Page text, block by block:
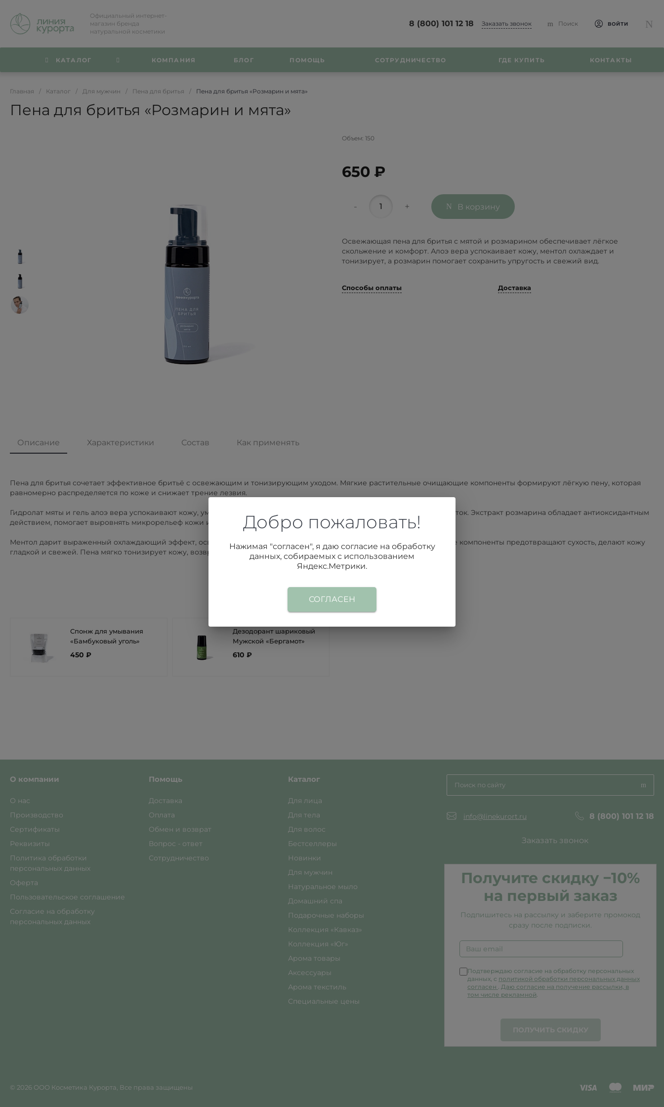
Официальный интернет-
магазин бренда
натуральной косметики
8 (800) 101 12 18 Заказать звонок Поиск ВОЙТИ
КАТАЛОГ КОМПАНИЯ БЛОГ ПОМОЩЬ СОТРУДНИЧЕСТВО ГДЕ КУПИТЬ КОНТАКТЫ
Главная / Каталог / Для мужчин / Пена для бритья / Пена для бритья «Розмарин и мята»
Пена для бритья «Розмарин и мята»
Объем: 150
650 ₽
- + В корзину
Освежающая пена для бритья с мятой и розмарином обеспечивает лёгкое
скольжение и комфорт. Алоэ вера успокаивает кожу, ментол охлаждает и
тонизирует, а розмарин помогает сохранить упругость и свежий вид.
Способы оплаты Доставка
Описание Характеристики Состав Как применять
Пена для бритья сочетает эффективное бритьё с освежающим и тонизирующим уходом. Мягкие растительные очищающие компоненты формируют лёгкую пену, которая
равномерно распределяется по коже и снижает трение лезвия.
Гидролат мяты и гель алоэ вера успокаивают кожу, уменьшают раздражение и способствуют быстрому обновлению клеток. Экстракт розмарина обладает антиоксидантным
действием, помогает выровнять микрорельеф кожи и поддерживает её эластичность.
Ментол дарит выраженный охлаждающий эффект, освежает и повышает защитные функции эпидермиса. Увлажняющие компоненты предотвращают сухость, делают кожу
гладкой и свежей. Пена мягко тонизирует кожу, возвращая ощущение комфорта и свежести после бритья.
Рекомендуемые товары
Спонж для умывания
«Бамбуковый уголь»
450 ₽
Дезодорант шариковый
Мужской «Бергамот»
610 ₽
О компании
О нас
Производство
Сертификаты
Реквизиты
Политика обработки
персональных данных
Оферта
Пользовательское соглашение
Согласие на обработку
персональных данных
Помощь
Доставка
Оплата
Обмен и возврат
Вопрос - ответ
Сотрудничество
Каталог
Для лица
Для тела
Для волос
Бестселлеры
Новинки
Для мужчин
Натуральное мыло
Домашний спа
Подарочные наборы
Коллекция «Кавказ»
Коллекция «Юг»
Арома товары
Аксессуары
Арома текстиль
Специальные цены
info@linekurort.ru 8 (800) 101 12 18
Заказать звонок
Получите скидку −10%
на первый заказ
Подпишитесь на рассылку и заберите промокод
сразу после подписки.
Подтверждаю согласие на обработку персональных
данных, с политикой обработки персональных данных
согласен . Даю согласие на получение рассылки, в
том числе рекламной.
ПОЛУЧИТЬ СКИДКУ
© 2026 ООО Косметика Курорта, Все права защищены
Добро пожаловать!
Нажимая "согласен", я даю согласие на обработку
данных, собираемых с использованием
Яндекс.Метрики.
СОГЛАСЕН